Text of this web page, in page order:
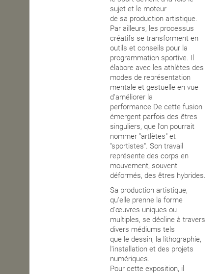
sujet et le moteur
de sa production artistique.
Par ailleurs, les processus
créatifs se transforment en
outils et conseils pour la
programmation sportive. Il
élabore avec les athlètes des
modes de représentation
mentale et gestuelle en vue
d'améliorer la
performance.De cette fusion
émergent parfois des êtres
singuliers, que l’on pourrait
nommer "artlètes" et
"sportistes". Son travail
représente des corps en
mouvement, souvent
déformés, des êtres hybrides.
Sa production artistique,
qu'elle prenne la forme
d'œuvres uniques ou
multiples, se décline à travers
divers médiums tels
que le dessin, la lithographie,
l'installation et des projets
numériques.
Pour cette exposition, il